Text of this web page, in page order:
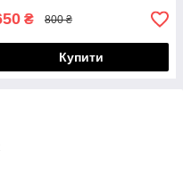
₴ 800 ₴
Купити